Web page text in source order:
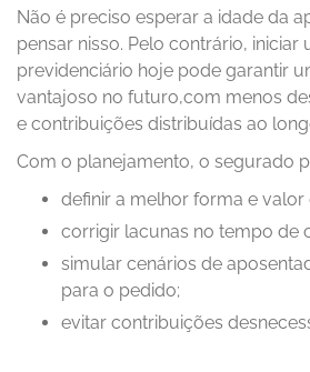
Não é preciso esperar a idade da
pensar nisso. Pelo contrário, iniciar
previdenciário hoje pode garantir
vantajoso no futuro,com menos
e contribuições distribuídas ao
Com o planejamento, o segurado
definir a melhor forma e
corrigir lacunas no tempo de
simular cenários de
para o pedido;
evitar contribuições